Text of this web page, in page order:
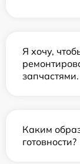
Я хочу,
запчастями.
Каким
готовности?